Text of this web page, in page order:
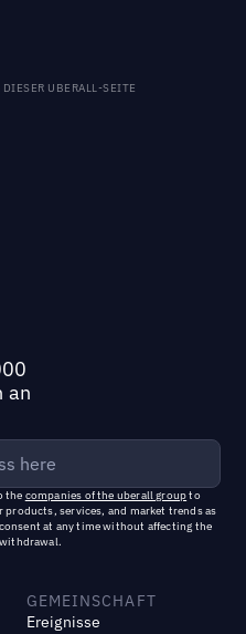
UBERALL-SEITE
an
the companies of the uberall groupto
services, and market trends as
at any time without affecting the
GEMEINSCHAFT
Ereignisse